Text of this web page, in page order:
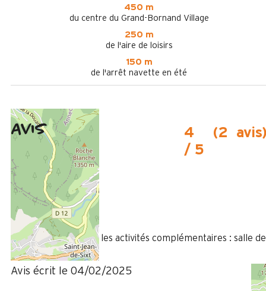
450 m
du centre du Grand-Bornand Village
250 m
de l'aire de loisirs
150 m
de l'arrêt navette en été
Avis
4
/ 5
(2 avis
Février 2025
Virginie
35 à 50 ans
Femme
4
/ 5
Nous avons apprécié les activités complémentaires : salle de
jeux, piscine.
Avis écrit le 04/02/2025